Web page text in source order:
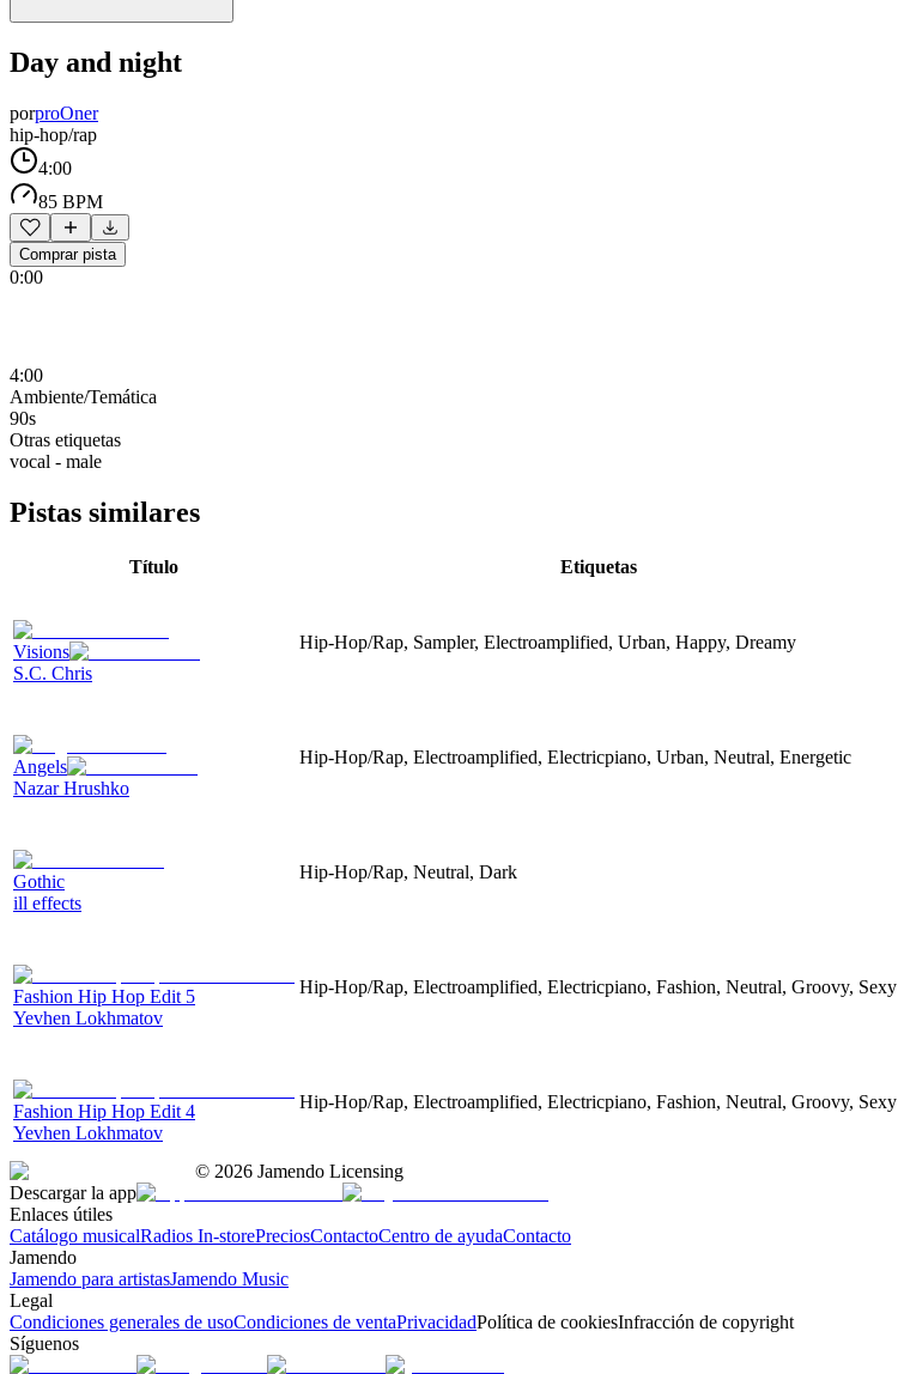
Day and night
porproOner
hip-hop/rap
4:00
85 BPM
Comprar pista
0:00
4:00
Ambiente/Temática
90s
Otras etiquetas
vocal - male
Pistas similares
Título Etiquetas
Visions
S.C. Chris
Hip-Hop/Rap, Sampler, Electroamplified, Urban, Happy, Dreamy
Angels
Nazar Hrushko
Hip-Hop/Rap, Electroamplified, Electricpiano, Urban, Neutral, Energetic
Gothic
ill effects
Hip-Hop/Rap, Neutral, Dark
Fashion Hip Hop Edit 5
Yevhen Lokhmatov
Hip-Hop/Rap, Electroamplified, Electricpiano, Fashion, Neutral, Groovy, Sexy
Fashion Hip Hop Edit 4
Yevhen Lokhmatov
Hip-Hop/Rap, Electroamplified, Electricpiano, Fashion, Neutral, Groovy, Sexy
© 2026 Jamendo Licensing
Descargar la app
Enlaces útiles
Catálogo musicalRadios In-storePreciosContactoCentro de ayudaContacto
Jamendo
Jamendo para artistasJamendo Music
Legal
Condiciones generales de usoCondiciones de ventaPrivacidadPolítica de cookiesInfracción de copyright
Síguenos